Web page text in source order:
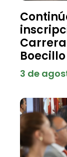
Boecillo
3 de